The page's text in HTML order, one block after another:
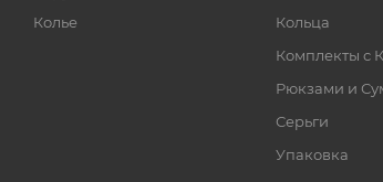
Колье
Кольца
Комплекты с
Рюкзами и
Серьги
Упаковка